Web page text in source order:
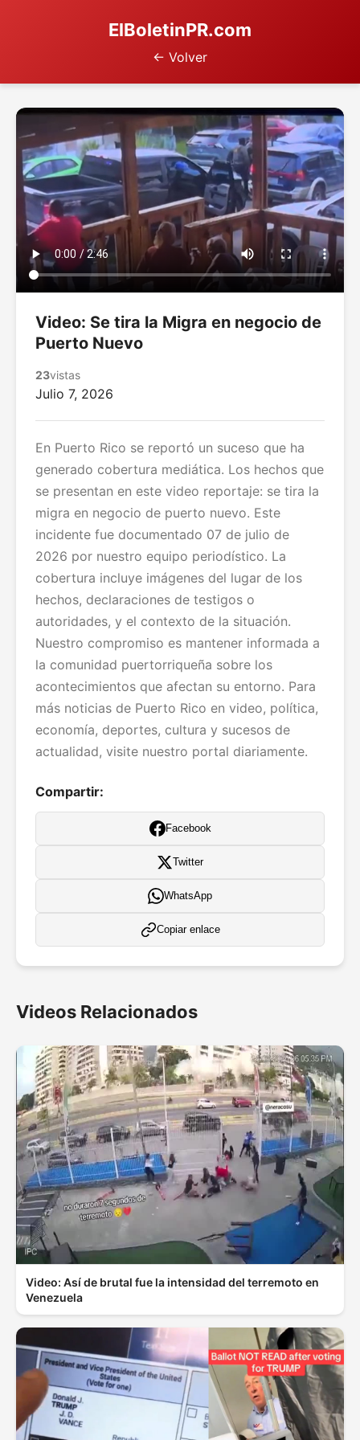
ElBoletinPR.com
← Volver
Video: Se tira la Migra en negocio de
Puerto Nuevo
23vistas
Julio 7, 2026
En Puerto Rico se reportó un suceso que ha
generado cobertura mediática. Los hechos que
se presentan en este video reportaje: se tira la
migra en negocio de puerto nuevo. Este
incidente fue documentado 07 de julio de
2026 por nuestro equipo periodístico. La
cobertura incluye imágenes del lugar de los
hechos, declaraciones de testigos o
autoridades, y el contexto de la situación.
Nuestro compromiso es mantener informada a
la comunidad puertorriqueña sobre los
acontecimientos que afectan su entorno. Para
más noticias de Puerto Rico en video, política,
economía, deportes, cultura y sucesos de
actualidad, visite nuestro portal diariamente.
Compartir:
Facebook
Twitter
WhatsApp
Copiar enlace
Videos Relacionados
Video: Así de brutal fue la intensidad del terremoto en
Venezuela